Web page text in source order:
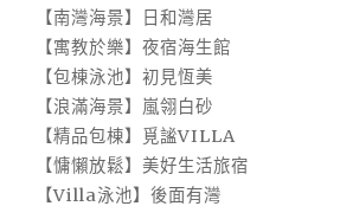
【南灣海景】日和灣居
【寓教於樂】夜宿海生館
【包棟泳池】初見恆美
【浪滿海景】嵐翎白砂
【精品包棟】覓謐VILLA
【慵懶放鬆】美好生活旅宿
【Villa泳池】後面有灣